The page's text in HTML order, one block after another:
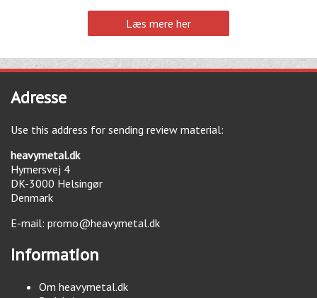
Læs mere her
Adresse
Use this address for sending review material:
heavymetal.dk
Hymersvej 4
DK-3000 Helsingør
Denmark
E-mail: promo@heavymetal.dk
Information
Om heavymetal.dk